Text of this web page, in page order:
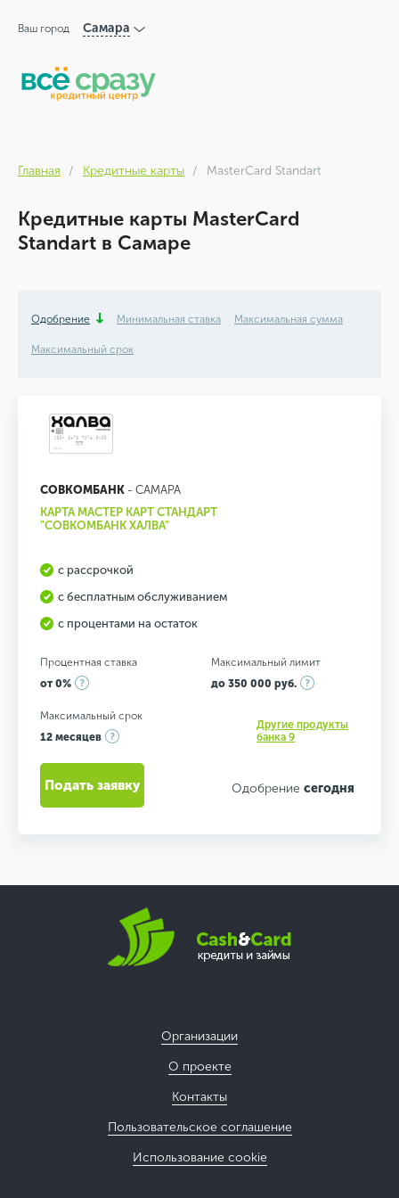
Ваш город Самара
Главная Кредитные карты MasterCard Standart
Кредитные карты MasterCard
Standart в Самаре
Одобрение Минимальная ставка Максимальная сумма
Максимальный срок
СОВКОМБАНК - САМАРА
КАРТА МАСТЕР КАРТ СТАНДАРТ
"СОВКОМБАНК ХАЛВА"
с рассрочкой
с бесплатным обслуживанием
с процентами на остаток
Процентная ставка
от 0%
Максимальный лимит
до 350 000 руб.
Максимальный срок
12 месяцев
Другие продукты
банка 9
Одобрение сегодня
Подать заявку
Организации
О проекте
Контакты
Пользовательское соглашение
Использование cookie